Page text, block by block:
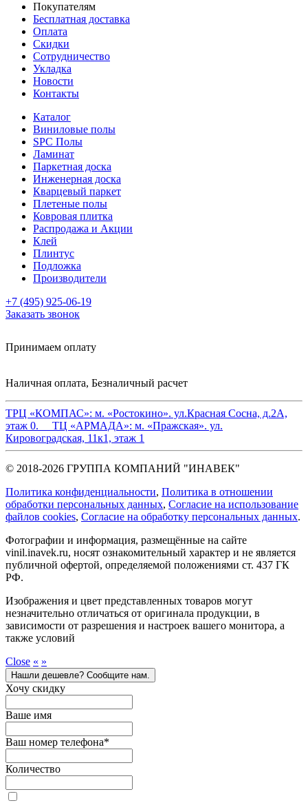
Покупателям
Бесплатная доставка
Оплата
Скидки
Сотрудничество
Укладка
Новости
Контакты
Каталог
Виниловые полы
SPC Полы
Ламинат
Паркетная доска
Инженерная доска
Кварцевый паркет
Плетеные полы
Ковровая плитка
Распродажа и Акции
Клей
Плинтус
Подложка
Производители
+7 (495) 925-06-19
Заказать звонок
Принимаем оплату
Наличная оплата, Безналичный расчет
ТРЦ «КОМПАС»: м. «Ростокино». ул.Красная Сосна, д.2А,
этаж 0. ТЦ «АРМАДА»: м. «Пражская». ул.
Кировоградская, 11к1, этаж 1
© 2018-2026 ГРУППА КОМПАНИЙ "ИНАВЕК"
Политика конфиденциальности, Политика в отношении
обработки персональных данных, Cогласие на использование
файлов cookies, Согласие на обработку персональных данных.
Фотографии и информация, размещённые на сайте
vinil.inavek.ru, носят ознакомительный характер и не является
публичной офертой, определяемой положениями ст. 437 ГК
РФ.
Изображения и цвет представленных товаров могут
незначительно отличаться от оригинала продукции, в
зависимости от разрешения и настроек вашего монитора, а
также условий
Close « »
Нашли дешевле? Сообщите нам.
Хочу скидку
Ваше имя
Ваш номер телефона*
Количество